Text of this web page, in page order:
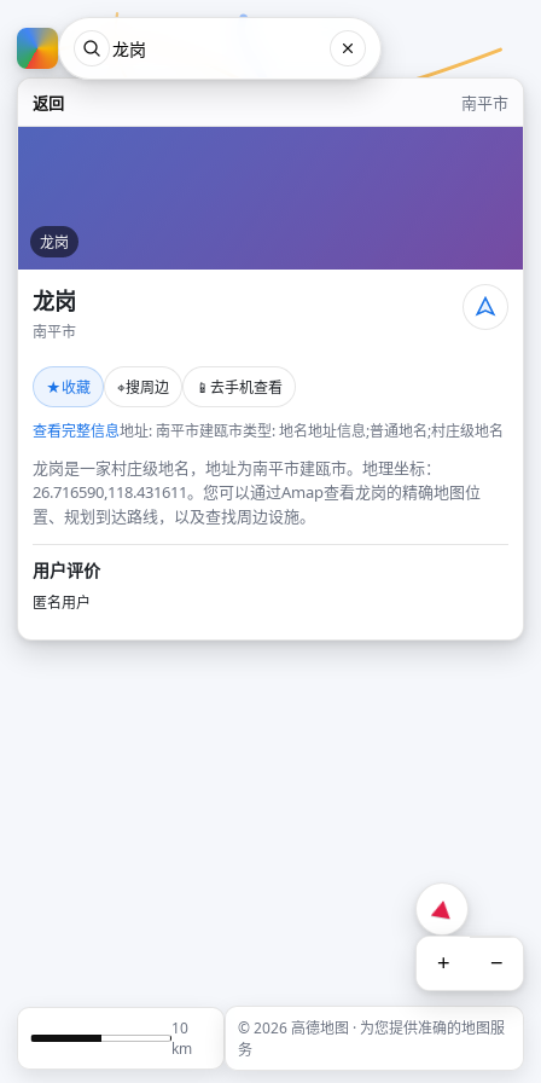
返回 南平市
龙岗
龙岗
南平市
★收藏 ⌖搜周边 📱 去手机查看
查看完整信息地址: 南平市建瓯市类型: 地名地址信息;普通地名;村庄级地名
龙岗是一家村庄级地名，地址为南平市建瓯市。地理坐标：
26.716590,118.431611。您可以通过Amap查看龙岗的精确地图位
置、规划到达路线，以及查找周边设施。
用户评价
匿名用户
+ −
10
km
© 2026 高德地图 · 为您提供准确的地图服
务